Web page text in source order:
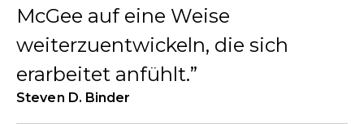
McGee auf eine Weise
weiterzuentwickeln, die sich
erarbeitet anfühlt.
Steven D. Binder